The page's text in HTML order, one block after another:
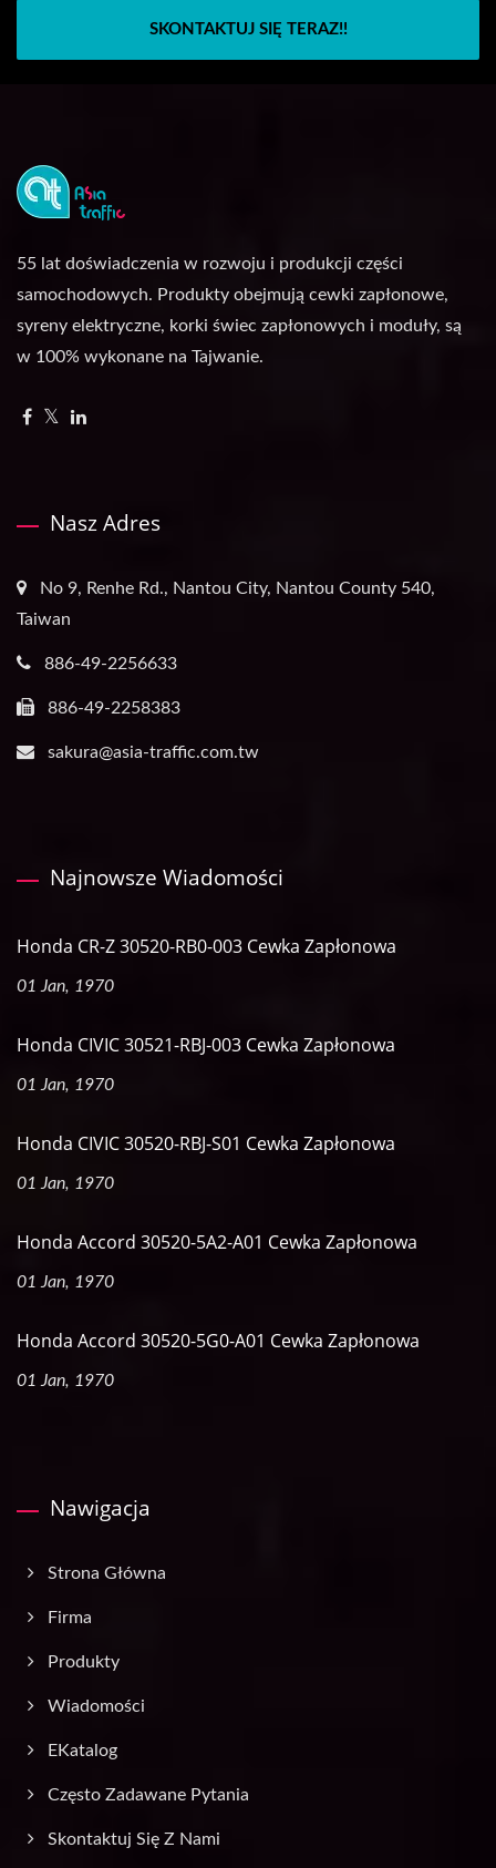
SKONTAKTUJ SIĘ TERAZ!!
55 lat doświadczenia w rozwoju i produkcji części
samochodowych. Produkty obejmują cewki zapłonowe,
syreny elektryczne, korki świec zapłonowych i moduły, są
w 100% wykonane na Tajwanie.
Nasz Adres
No 9, Renhe Rd., Nantou City, Nantou County 540,
Taiwan
886-49-2256633
886-49-2258383
sakura@asia-traffic.com.tw
Najnowsze Wiadomości
Honda CR-Z 30520-RB0-003 Cewka Zapłonowa
01 Jan, 1970
Honda CIVIC 30521-RBJ-003 Cewka Zapłonowa
01 Jan, 1970
Honda CIVIC 30520-RBJ-S01 Cewka Zapłonowa
01 Jan, 1970
Honda Accord 30520-5A2-A01 Cewka Zapłonowa
01 Jan, 1970
Honda Accord 30520-5G0-A01 Cewka Zapłonowa
01 Jan, 1970
Nawigacja
Strona Główna
Firma
Produkty
Wiadomości
EKatalog
Często Zadawane Pytania
Skontaktuj Się Z Nami